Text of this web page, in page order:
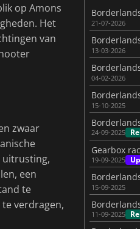
op Amons
Het
van
zwaar
uitrusting,
een
te
verdragen,
21-07-2026
13-03-2026
04-02-2026
15-10-2025
24-09-2025
19-09-2025
15-09-2025
11-09-2025